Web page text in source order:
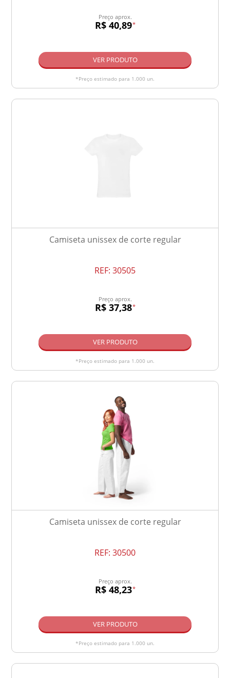
Preço aprox.
R$ 40,89*
VER PRODUTO
*Preço estimado para 1.000 un.
Camiseta unissex de corte regular
REF: 30505
Preço aprox.
R$ 37,38*
VER PRODUTO
*Preço estimado para 1.000 un.
Camiseta unissex de corte regular
REF: 30500
Preço aprox.
R$ 48,23*
VER PRODUTO
*Preço estimado para 1.000 un.